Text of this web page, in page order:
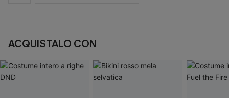
ACQUISTALO CON